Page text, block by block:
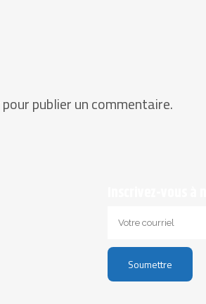
pour publier un commentaire.